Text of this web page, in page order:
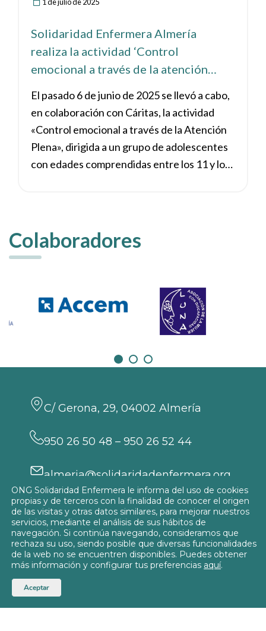
Solidaridad Enfermera Almería
realiza la actividad ‘Control
emocional a través de la atención
El pasado 6 de junio de 2025 se llevó a cabo,
en colaboración con Cáritas, la actividad
«Control emocional a través de la Atención
Plena», dirigida a un grupo de adolescentes
con edades comprendidas entre los 11 y los
Colaboradores
C/ Gerona, 29, 04002 Almería
950 26 50 48 – 950 26 52 44
almeria@solidaridadenfermera.org
Participa
© 2026 Delegación de Almería
Política de privacidad
ONG Solidaridad Enfermera le informa del uso de cookies
propias y de terceros con la finalidad de conocer el origen
de las visitas y otras datos similares, para mejorar nuestros
servicios, mediante el análisis de sus hábitos de
navegación. Si continúa navegando, consideramos que
rechaza su uso, siendo posible que diversas funcionalidades
de la web no se encuentren disponibles. Puedes obtener
más información y configurar tus preferencias aquí.
Aceptar